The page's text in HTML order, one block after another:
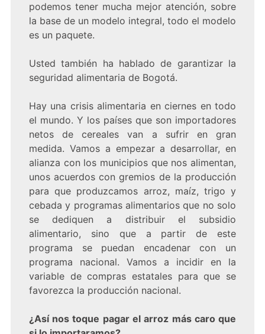
podemos tener mucha mejor atención, sobre
la base de un modelo integral, todo el modelo
es un paquete.
Usted también ha hablado de garantizar la
seguridad alimentaria de Bogotá.
Hay una crisis alimentaria en ciernes en todo
el mundo. Y los países que son importadores
netos de cereales van a sufrir en gran
medida. Vamos a empezar a desarrollar, en
alianza con los municipios que nos alimentan,
unos acuerdos con gremios de la producción
para que produzcamos arroz, maíz, trigo y
cebada y programas alimentarios que no solo
se dediquen a distribuir el subsidio
alimentario, sino que a partir de este
programa se puedan encadenar con un
programa nacional. Vamos a incidir en la
variable de compras estatales para que se
favorezca la producción nacional.
¿Así nos toque pagar el arroz más caro que